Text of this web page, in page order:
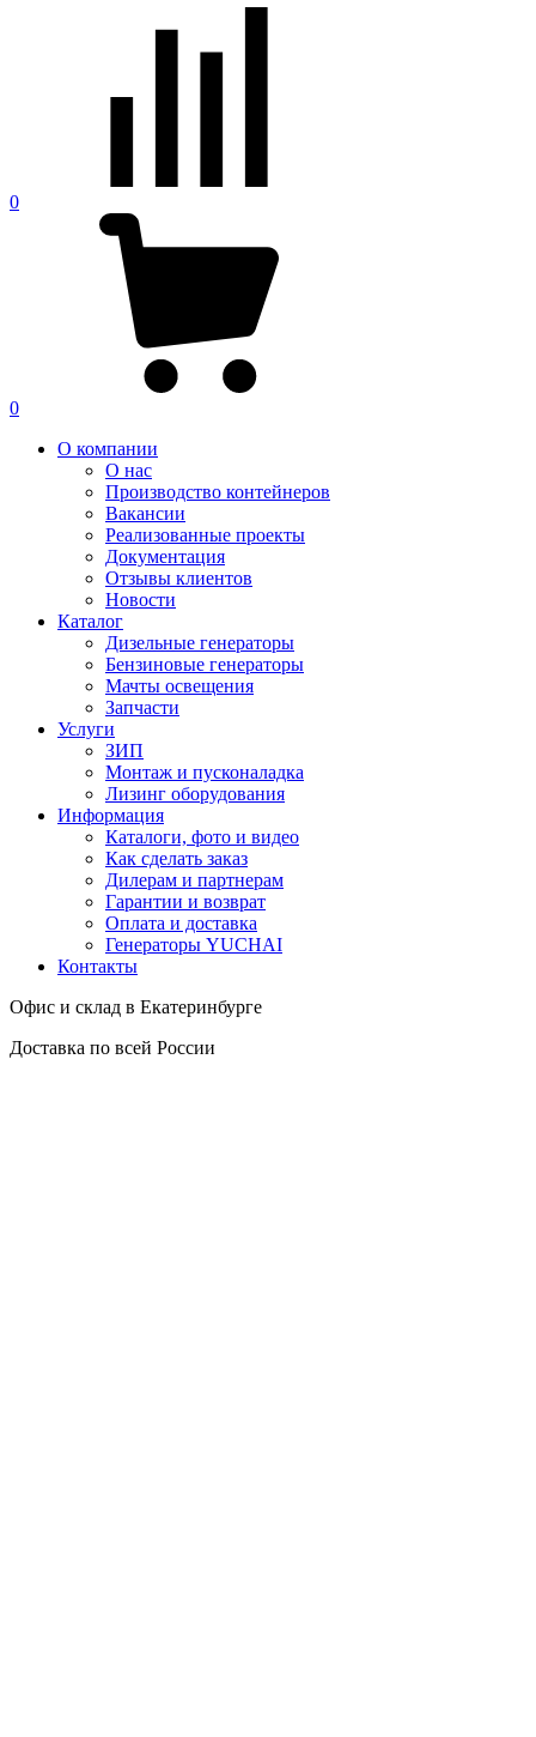
0
0
О компании
О нас
Производство контейнеров
Вакансии
Реализованные проекты
Документация
Отзывы клиентов
Новости
Каталог
Дизельные генераторы
Бензиновые генераторы
Мачты освещения
Запчасти
Услуги
ЗИП
Монтаж и пусконаладка
Лизинг оборудования
Информация
Каталоги, фото и видео
Как сделать заказ
Дилерам и партнерам
Гарантии и возврат
Оплата и доставка
Генераторы YUCHAI
Контакты
Офис и склад в Екатеринбурге
Доставка по всей России